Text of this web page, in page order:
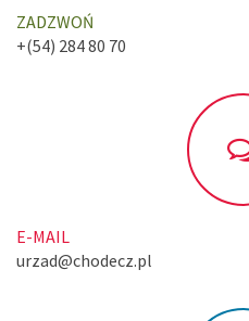
ZADZWOŃ
+(54) 284 80 70
E-MAIL
urzad@chodecz.pl